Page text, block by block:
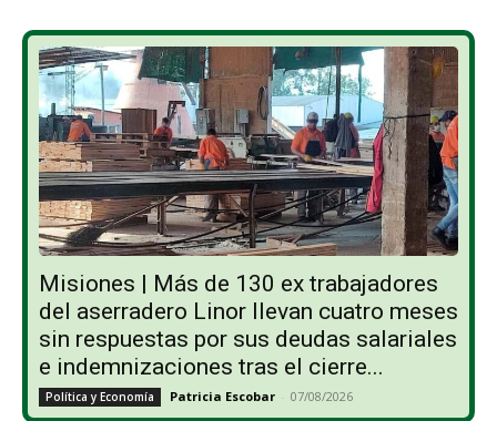
Misiones | Más de 130 ex trabajadores
del aserradero Linor llevan cuatro meses
sin respuestas por sus deudas salariales
e indemnizaciones tras el cierre...
Política y Economía Patricia Escobar - 07/08/2026